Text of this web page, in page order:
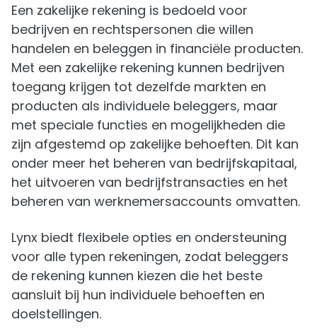
Een zakelijke rekening is bedoeld voor
bedrijven en rechtspersonen die willen
handelen en beleggen in financiële producten.
Met een zakelijke rekening kunnen bedrijven
toegang krijgen tot dezelfde markten en
producten als individuele beleggers, maar
met speciale functies en mogelijkheden die
zijn afgestemd op zakelijke behoeften. Dit kan
onder meer het beheren van bedrijfskapitaal,
het uitvoeren van bedrijfstransacties en het
beheren van werknemersaccounts omvatten.
Lynx biedt flexibele opties en ondersteuning
voor alle typen rekeningen, zodat beleggers
de rekening kunnen kiezen die het beste
aansluit bij hun individuele behoeften en
doelstellingen.